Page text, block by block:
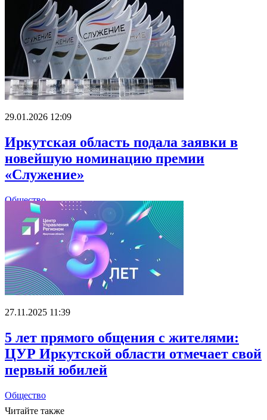
29.01.2026 12:09
Иркутская область подала заявки в
новейшую номинацию премии
«Служение»
Общество
27.11.2025 11:39
5 лет прямого общения с жителями:
ЦУР Иркутской области отмечает свой
первый юбилей
Общество
Читайте также